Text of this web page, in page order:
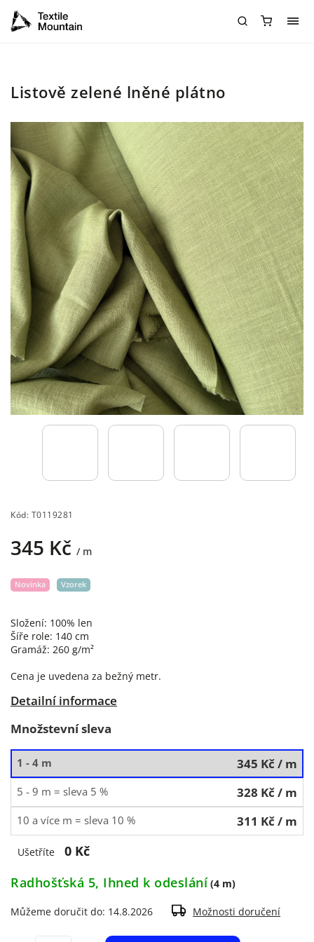
Listově zelené lněné plátno
Kód: T0119281
345 Kč / m
Složení: 100% len
Šíře role: 140 cm
Gramáž: 260 g/m²
Cena je uvedena za bežný metr.
Detailní informace
Novinka Vzorek
Množstevní sleva
1 - 4 m 345 Kč/ m
5 - 9 m = sleva 5 % 328 Kč/ m
10 a více m = sleva 10 % 311 Kč/ m
Ušetříte
0 Kč
Radhošťská 5, Ihned k odeslání (4 m)
Můžeme doručit do: 14.8.2026 Možnosti doručení